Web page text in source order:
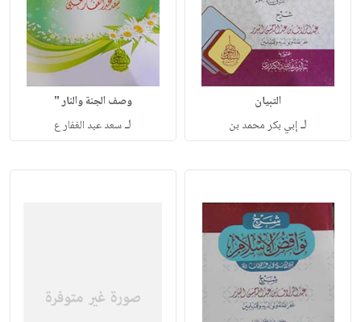
التبيان
لـإبي بكر محمد بن
وصف الجنة والنار "
لـسعد عبد الغفار ع